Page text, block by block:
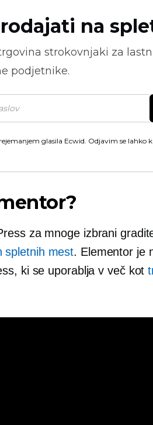
na
strokovnjaki za
podjetnike.
glasila Ecwid. Odjavim se lahko
za mnoge izbrani
spletnih mest. Elementor je
ki se uporablja v več kot